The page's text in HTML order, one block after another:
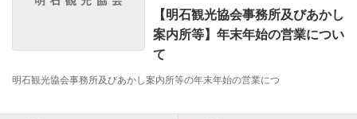
【明石観光協会事務所及びあかし
案内所等】年末年始の営業につい
て
明石観光協会事務所及びあかし案内所等の年末年始の営業につ